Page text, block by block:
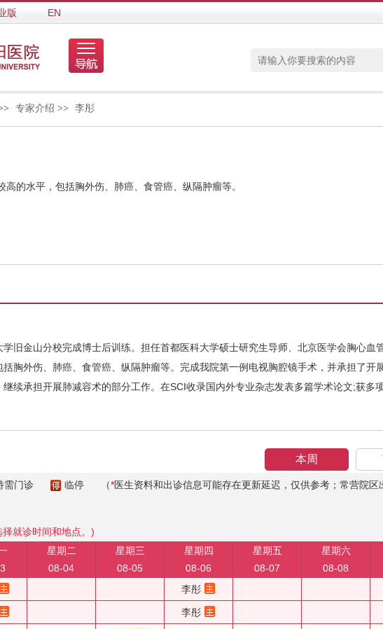
版 EN
专家介绍 >> 李彤
的水平，包括胸外伤、肺癌、食管癌、纵隔肿瘤等。
金山分校完成博士后训练。担任首都医科大学硕士研究生导师、北京医学会胸心血
胸外伤、肺癌、食管癌、纵隔肿瘤等。完成我院第一例电视胸腔镜手术，并承担了开
续承担开展肺减容术的部分工作。在SCI收录国内外专业杂志发表多篇学术论文;获多
本周
需门诊 临停 （*医生资料和出诊信息可能存在更新延迟，仅供参考；常营院区
就诊时间和地点。)
星期二
08-04
星期三
08-05
星期四
08-06
星期五
08-07
星期六
08-08
李彤
李彤